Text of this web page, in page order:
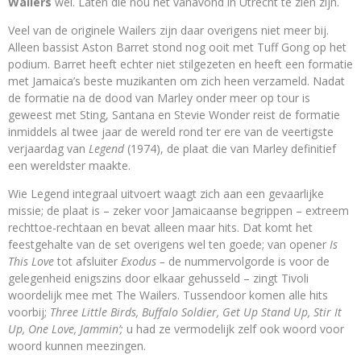
Veel van de originele Wailers zijn daar overigens niet meer bij.
Alleen bassist Aston Barret stond nog ooit met Tuff Gong op het
podium. Barret heeft echter niet stilgezeten en heeft een formatie
met Jamaica’s beste muzikanten om zich heen verzameld. Nadat
de formatie na de dood van Marley onder meer op tour is
geweest met Sting, Santana en Stevie Wonder reist de formatie
inmiddels al twee jaar de wereld rond ter ere van de veertigste
verjaardag van Legend (1974), de plaat die van Marley definitief
een wereldster maakte.
Wie Legend integraal uitvoert waagt zich aan een gevaarlijke
missie; de plaat is – zeker voor Jamaicaanse begrippen – extreem
rechttoe-rechtaan en bevat alleen maar hits. Dat komt het
feestgehalte van de set overigens wel ten goede; van opener Is
This Love tot afsluiter Exodus – de nummervolgorde is voor de
gelegenheid enigszins door elkaar gehusseld – zingt Tivoli
woordelijk mee met The Wailers. Tussendoor komen alle hits
voorbij; Three Little Birds, Buffalo Soldier, Get Up Stand Up, Stir It
Up, One Love, Jammin’; u had ze vermodelijk zelf ook woord voor
woord kunnen meezingen.